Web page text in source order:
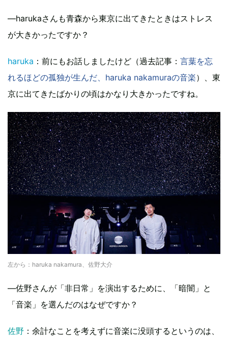
—harukaさんも青森から東京に出てきたときはストレス
が大きかったですか？
haruka ：前にもお話しましたけど（過去記事： 言葉を忘
れるほどの孤独が生んだ、haruka nakamuraの音楽）、東
京に出てきたばかりの頃はかなり大きかったですね。
左から：haruka nakamura、佐野大介
—佐野さんが「非日常」を演出するために、「暗闇」と
「音楽」を選んだのはなぜですか？
佐野 ：余計なことを考えずに音楽に没頭するというのは、